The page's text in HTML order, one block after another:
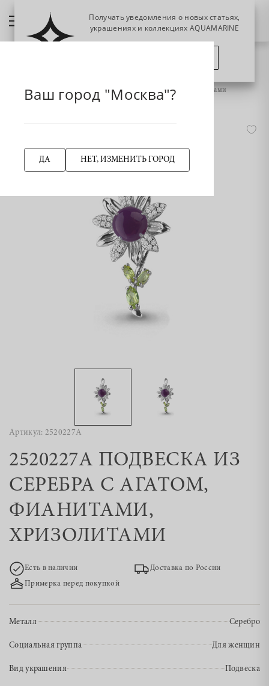
2520227А Подвеска из Серебра с агатом, фианитами, хризолитами
Артикул: 2520227А
2520227А ПОДВЕСКА ИЗ
СЕРЕБРА С АГАТОМ,
ФИАНИТАМИ,
ХРИЗОЛИТАМИ
Есть в наличии
Доставка по России
Примерка перед покупкой
Металл Серебро
Социальная группа Для женщин
Вид украшения Подвеска
Ваш город "Москва"?
ДА НЕТ, ИЗМЕНИТЬ ГОРОД
Получать уведомления о новых статьях,
украшениях и коллекциях AQUAMARINE